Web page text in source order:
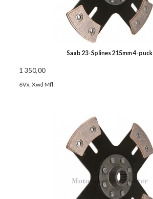
Saab 23-Splines 215mm 4-puck
1 350,00
6Vx, Xwd Mfl